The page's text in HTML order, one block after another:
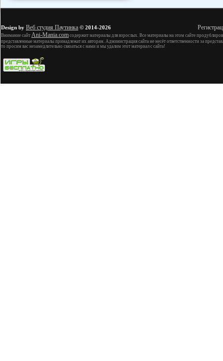
Design by Веб студия Паутинка © 2014-2026
Внимание сайт Ani-Mania.com содержит материалы для взрослых. Все материалы на этом сайте
представленные материалы принадлежат их авторам. Администрация сайта не несёт ответственности за
то просим вас незамедлительно связаться с нами и мы удалим этот материал с сайта!